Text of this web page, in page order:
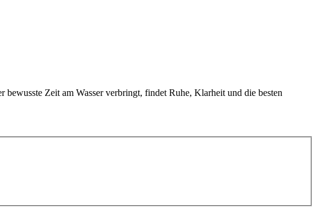
Zeit am Wasser verbringt, findet Ruhe, Klarheit und die besten